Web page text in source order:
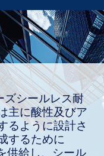
ズシールレス耐
主に酸性及びア
るように設計さ
するために
供給し、シール